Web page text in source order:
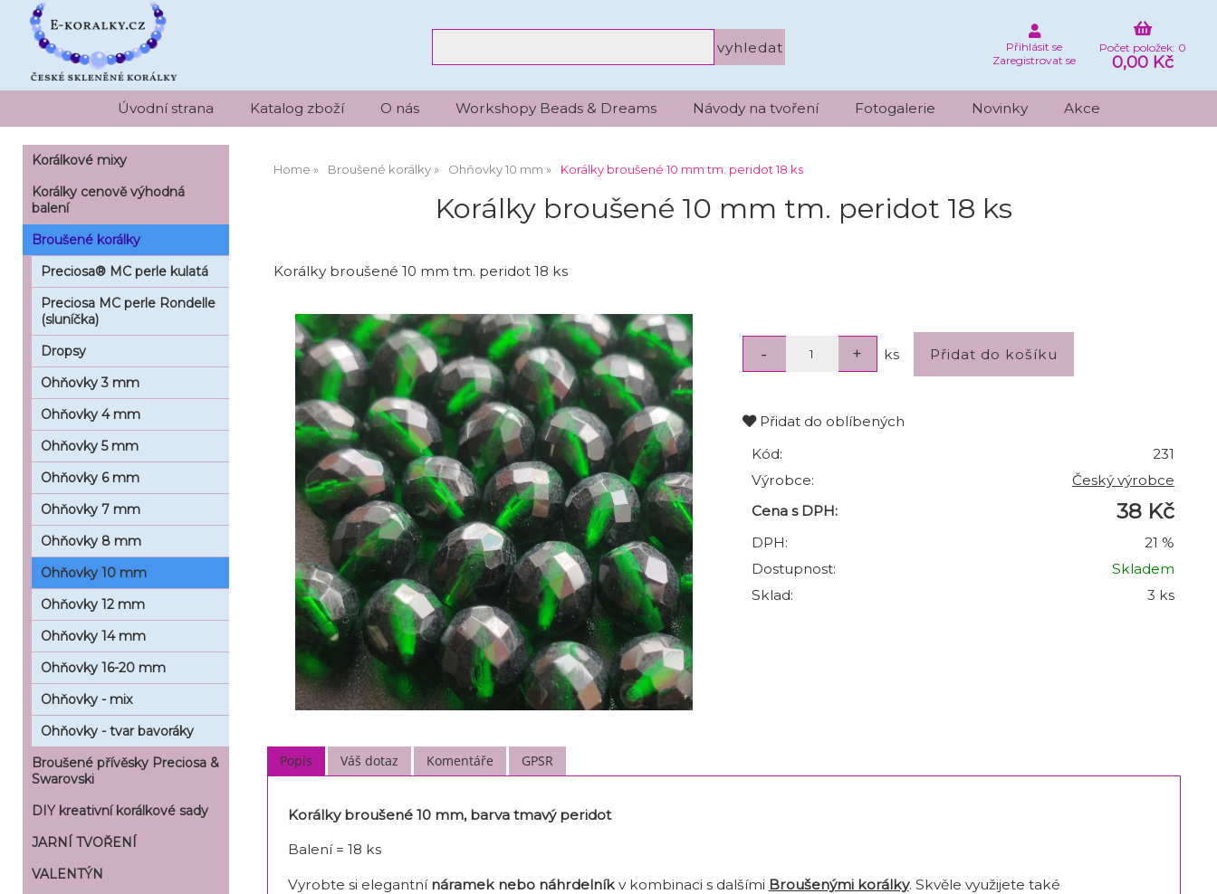
Počet položek: 0
0,00 Kč
Přihlásit se
Zaregistrovat se
Úvodní strana Katalog zboží O nás Workshopy Beads & Dreams Návody na tvoření Fotogalerie Novinky Akce
Home Broušené korálky Ohňovky 10 mm Korálky broušené 10 mm tm. peridot 18 ks
Korálky broušené 10 mm tm. peridot 18 ks
Korálky broušené 10 mm tm. peridot 18 ks
ks
Přidat do oblíbených
Kód:
231
Výrobce:
Český výrobce
Cena s DPH:
38 Kč
DPH:
21 %
Dostupnost:
Skladem
Sklad:
3 ks
Popis Váš dotaz Komentáře GPSR
Korálky broušené 10 mm, barva tmavý peridot
Balení = 18 ks
Vyrobte si elegantnínáramek nebo náhrdelníkv kombinaci s dalšími Broušenými korálky. Skvěle využijete také
Korálkové mixy
Korálky cenově výhodná
balení
Broušené korálky
Preciosa® MC perle kulatá
Preciosa MC perle Rondelle
(sluníčka)
Dropsy
Ohňovky 3 mm
Ohňovky 4 mm
Ohňovky 5 mm
Ohňovky 6 mm
Ohňovky 7 mm
Ohňovky 8 mm
Ohňovky 10 mm
Ohňovky 12 mm
Ohňovky 14 mm
Ohňovky 16-20 mm
Ohňovky - mix
Ohňovky - tvar bavoráky
Broušené přívěsky Preciosa &
Swarovski
DIY kreativní korálkové sady
JARNÍ TVOŘENÍ
VALENTÝN